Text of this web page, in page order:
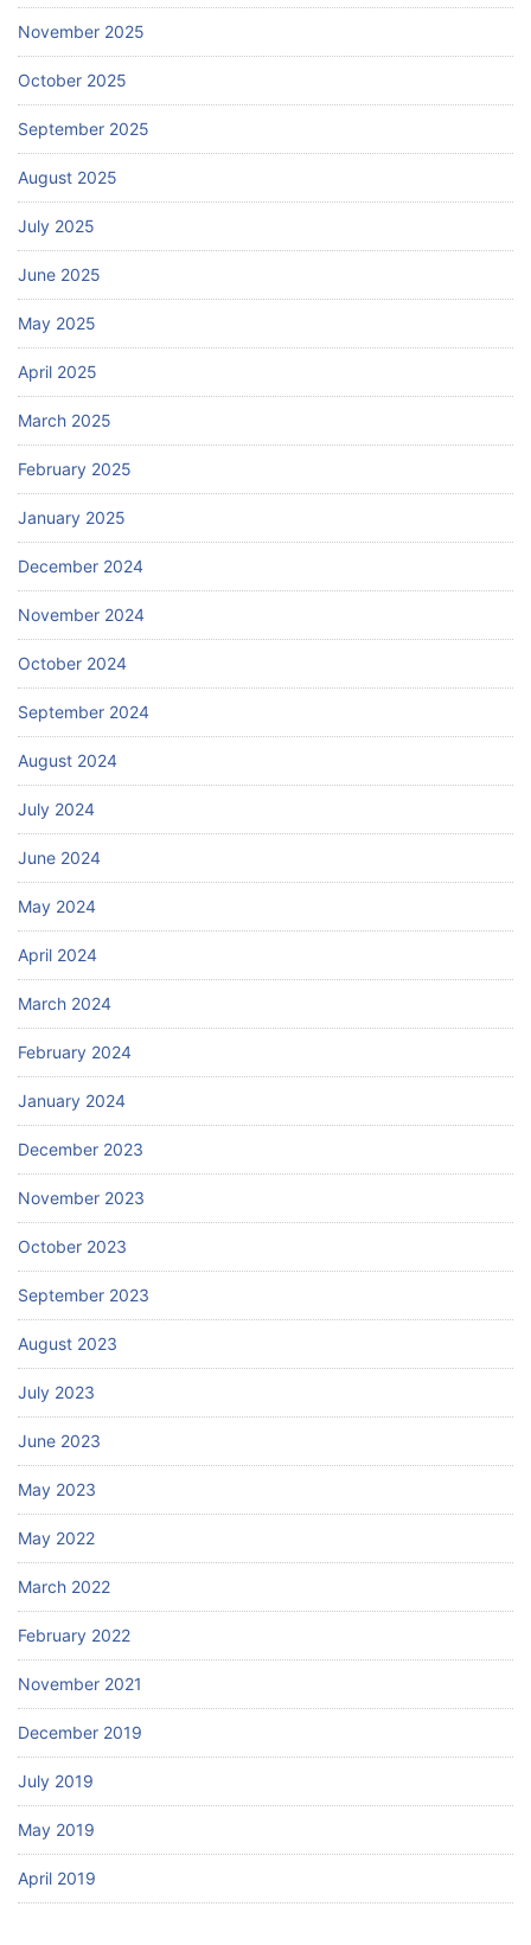
November 2025
October 2025
September 2025
August 2025
July 2025
June 2025
May 2025
April 2025
March 2025
February 2025
January 2025
December 2024
November 2024
October 2024
September 2024
August 2024
July 2024
June 2024
May 2024
April 2024
March 2024
February 2024
January 2024
December 2023
November 2023
October 2023
September 2023
August 2023
July 2023
June 2023
May 2023
May 2022
March 2022
February 2022
November 2021
December 2019
July 2019
May 2019
April 2019